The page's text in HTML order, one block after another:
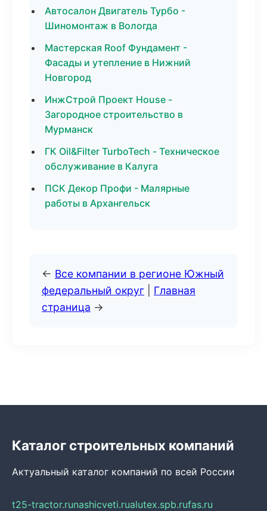
Автосалон Двигатель Турбо -
Шиномонтаж в Вологда
Мастерская Roof Фундамент -
Фасады и утепление в Нижний
Новгород
ИнжСтрой Проект House -
Загородное строительство в
Мурманск
ГК Oil&Filter TurboTech - Техническое
обслуживание в Калуга
ПСК Декор Профи - Малярные
работы в Архангельск
← Все компании в регионе Южный
федеральный округ
Главная
страница →
Каталог строительных компаний
Актуальный каталог компаний по всей России
t25-tractor.runashicveti.rualutex.spb.rufas.ru